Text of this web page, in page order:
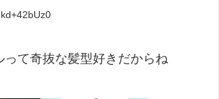
って奇抜な髪型好きだからね